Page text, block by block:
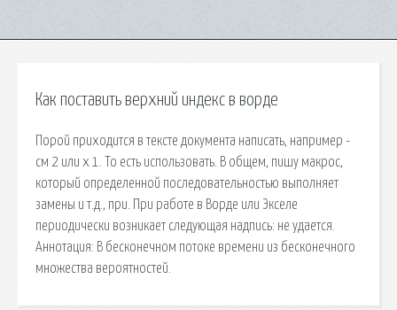
Как поставить верхний индекс в ворде
Порой приходится в тексте документа написать, например -
см 2 или х 1. То есть использовать. В общем, пишу макрос,
который определенной последовательностью выполняет
замены и т.д., при. При работе в Ворде или Экселе
периодически возникает следующая надпись: не удается.
Аннотация: В бесконечном потоке времени из бесконечного
множества вероятностей.